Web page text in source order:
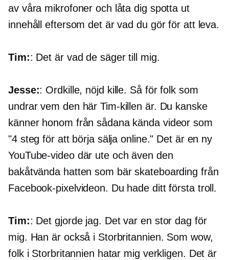
av våra mikrofoner och låta dig spotta ut
innehåll eftersom det är vad du gör för att leva.
Tim:: Det är vad de säger till mig.
Jesse:: Ordkille, nöjd kille. Så för folk som
undrar vem den här Tim-killen är. Du kanske
känner honom från sådana kända videor som
"4 steg för att börja sälja online." Det är en ny
YouTube-video där ute och även den
bakåtvända hatten som bär skateboarding från
Facebook-pixelvideon. Du hade ditt första troll.
Tim:: Det gjorde jag. Det var en stor dag för
mig. Han är också i Storbritannien. Som wow,
folk i Storbritannien hatar mig verkligen. Det är